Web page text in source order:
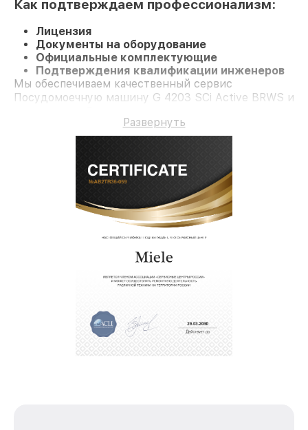
Как подтверждаем профессионализм:
Лицензия
Документы на оборудование
Официальные комплектующие
Подтверждения квалификации инженеров
Мы обеспечиваем качественный сервис
Посудомоечную машину G 4203 SCi Active BRWS и
Развернуть